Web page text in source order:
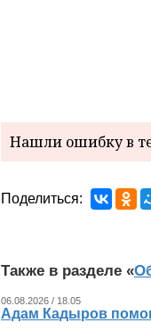
Нашли ошибку в
Поделиться:
Также в разделе «
06.08.2026 / 18.05
Адам Кадыров